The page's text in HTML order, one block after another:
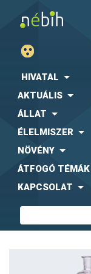
HIVATAL
AKTUÁLIS
ÁLLAT
ÉLELMISZER
NÖVÉNY
ÁTFOGÓ TÉMÁK
KAPCSOLAT